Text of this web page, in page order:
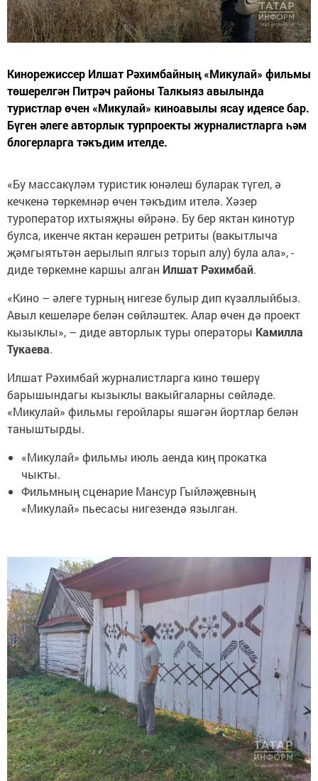
Кинорежиссер Илшат Рәхимбайның «Микулай» фильмы
төшерелгән Питрәч районы Талкыяз авылында
туристлар өчен «Микулай» киноавылы ясау идеясе бар.
Бүген әлеге авторлык турпроекты журналистларга һәм
блогерларга тәкъдим ителде.
«Бу массакүләм туристик юнәлеш буларак түгел, ә
кечкенә төркемнәр өчен тәкъдим ителә. Хәзер
туроператор ихтыяҗны өйрәнә. Бу бер яктан кинотур
булса, икенче яктан керәшен ретриты (вакытлыча
җәмгыятьтән аерылып ялгыз торып алу) була ала», -
диде төркемне каршы алган Илшат Рәхимбай.
«Кино – әлеге турның нигезе булыр дип күзаллыйбыз.
Авыл кешеләре белән сөйләштек. Алар өчен дә проект
кызыклы», – диде авторлык туры операторы Камилла
Тукаева.
Илшат Рәхимбай журналистларга кино төшерү
барышындагы кызыклы вакыйгаларны сөйләде.
«Микулай» фильмы геройлары яшәгән йортлар белән
таныштырды.
«Микулай» фильмы июль аенда киң прокатка
чыкты.
Фильмның сценарие Мансур Гыйләҗевның
«Микулай» пьесасы нигезендә язылган.